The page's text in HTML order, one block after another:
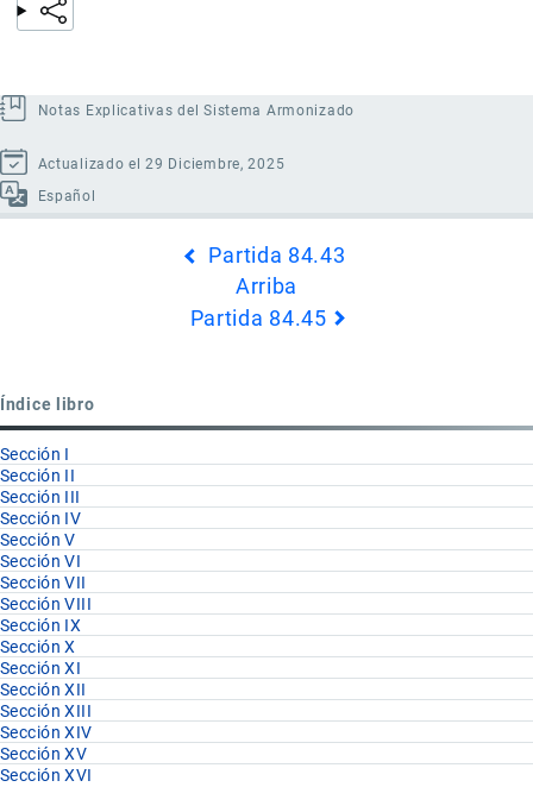
Notas Explicativas del Sistema Armonizado
Actualizado el 29 Diciembre, 2025
Español
Partida 84.43
Arriba
Partida 84.45
Índice libro
Sección I
Sección II
Sección III
Sección IV
Sección V
Sección VI
Sección VII
Sección VIII
Sección IX
Sección X
Sección XI
Sección XII
Sección XIII
Sección XIV
Sección XV
Sección XVI